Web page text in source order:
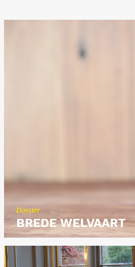
Dos­sier
BREDE WEL­VAART